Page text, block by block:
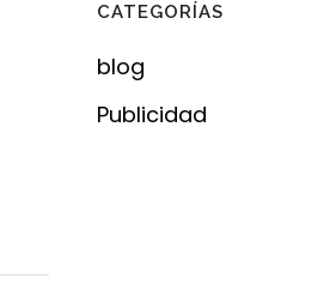
CATEGORÍAS
blog
Publicidad